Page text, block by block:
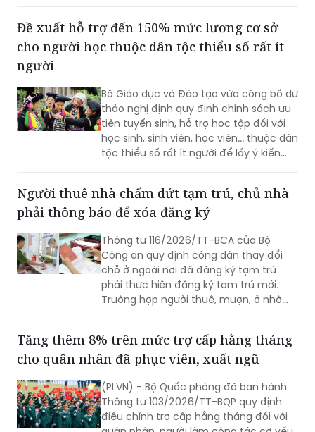
người
Bộ Giáo dục và Đào tạo vừa công bố dự
tiên tuyển sinh, hỗ trợ học tập đối với
học sinh, sinh viên, học viên... thuộc dân
tộc thiểu số rất ít người để lấy ý kiến
góp ý.
Người thuê nhà chấm dứt tạm trú, chủ nhà
Thông tư 116/2026/TT-BCA của Bộ
Công an quy định công dân thay đổi
chỗ ở ngoài nơi đã đăng ký tạm trú
phải thực hiện đăng ký tạm trú mới.
Trường hợp người thuê, mượn, ở nhờ
chấm dứt việc cư trú, người cho thuê,
cho mượn, cho ở nhờ có trách nhiệm
thông báo cho cơ quan đăng ký cư trú.
Tăng thêm 8% trên mức trợ cấp hằng tháng
(PLVN) - Bộ Quốc phòng đã ban hành
Thông tư 103/2026/TT-BQP quy định
điều chỉnh trợ cấp hằng tháng đối với
quân nhân, người làm công tác cơ yếu
hưởng lương như đối với quân nhân đã
phục viên, xuất ngũ, thôi việc.